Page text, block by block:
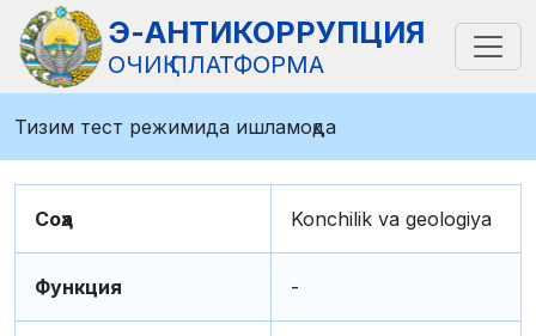
Э-АНТИКОРРУПЦИЯ
ОЧИҚ ПЛАТФОРМА
Тизим тест режимида ишламоқда
Соҳа Konchilik va geologiya
Функция -